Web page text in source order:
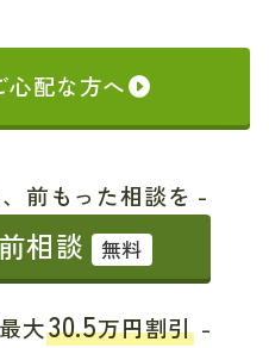
配な方へ
前もった相談を -
相談 無料
大30.5万円割引 -